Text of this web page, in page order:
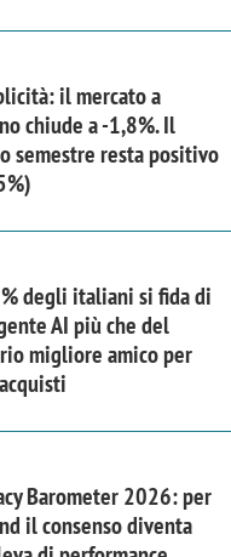
il mercato a
chiude a -1,8%. Il
semestre resta positivo
degli italiani si fida di
AI più che del
migliore amico per
Barometer 2026: per
il consenso diventa